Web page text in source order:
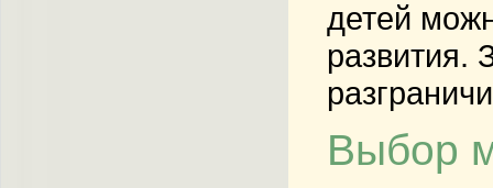
детей
развития.
Выбор